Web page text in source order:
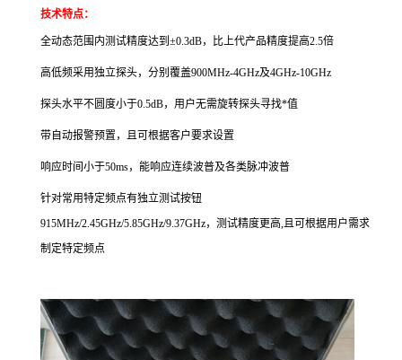
技术特点：
全动态范围内测试精度达到±0.3dB，比上代产品精度提高2.5倍
高低频采用独立探头，分别覆盖900MHz-4GHz及4GHz-10GHz
探头水平不圆度小于0.5dB，用户无需旋转探头寻找*值
带自动报警预置，且可根据客户要求设置
响应时间小于50ms，能响应连续波普及各类脉冲波普
针对常用特定频点有独立测试按钮
915MHz/2.45GHz/5.85GHz/9.37GHz，测试精度更高,且可根据用户需求
制定特定频点